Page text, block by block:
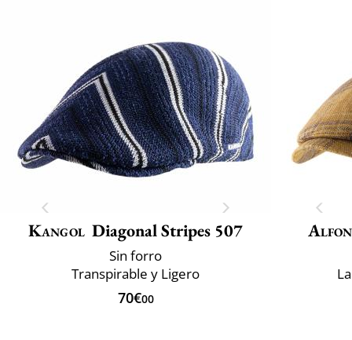
Kangol Diagonal Stripes 507
Sin forro
Transpirable y Ligero
70€00